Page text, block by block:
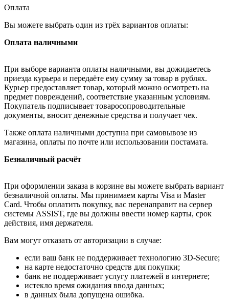
Оплата
Вы можете выбрать один из трёх вариантов оплаты:
Оплата наличными
При выборе варианта оплаты наличными, вы дожидаетесь
приезда курьера и передаёте ему сумму за товар в рублях.
Курьер предоставляет товар, который можно осмотреть на
предмет повреждений, соответствие указанным условиям.
Покупатель подписывает товаросопроводительные
документы, вносит денежные средства и получает чек.
Также оплата наличными доступна при самовывозе из
магазина, оплаты по почте или использовании постамата.
Безналичный расчёт
При оформлении заказа в корзине вы можете выбрать вариант
безналичной оплаты. Мы принимаем карты Visa и Master
Card. Чтобы оплатить покупку, вас перенаправит на сервер
системы ASSIST, где вы должны ввести номер карты, срок
действия, имя держателя.
Вам могут отказать от авторизации в случае:
если ваш банк не поддерживает технологию 3D-Secure;
на карте недостаточно средств для покупки;
банк не поддерживает услугу платежей в интернете;
истекло время ожидания ввода данных;
в данных была допущена ошибка.